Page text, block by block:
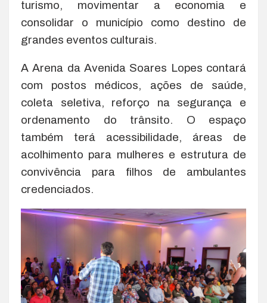
turismo, movimentar a economia e
consolidar o município como destino de
grandes eventos culturais.
A Arena da Avenida Soares Lopes contará
com postos médicos, ações de saúde,
coleta seletiva, reforço na segurança e
ordenamento do trânsito. O espaço
também terá acessibilidade, áreas de
acolhimento para mulheres e estrutura de
convivência para filhos de ambulantes
credenciados.